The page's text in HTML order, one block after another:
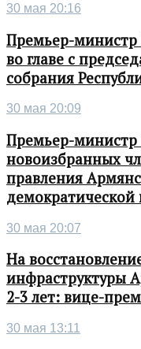
30 мая 20:16
Премьер-
во главе с
собрания
30 мая 20:09
Премьер-
новоизбранных
правления
демократической
30 мая 20:07
На
инфраструктуры
2-3 лет: вице-
30 мая 13:11